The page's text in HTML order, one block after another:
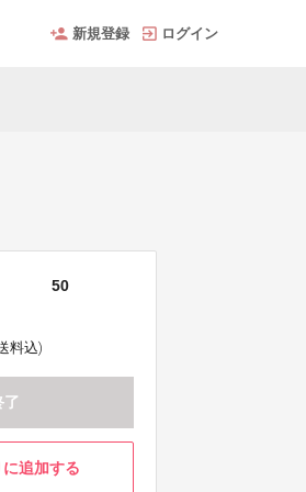
新規登録 ログイン
50
料込)
了
追加する